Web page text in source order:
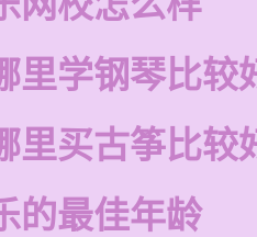
里学钢琴比较
里买古筝比较
的最佳年龄